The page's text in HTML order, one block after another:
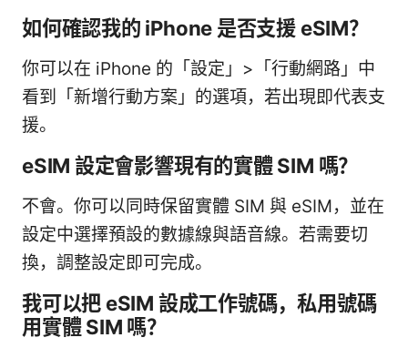
如何確認我的 iPhone 是否支援 eSIM？
你可以在 iPhone 的「設定」>「行動網路」中
看到「新增行動方案」的選項，若出現即代表支
援。
eSIM 設定會影響現有的實體 SIM 嗎？
不會。你可以同時保留實體 SIM 與 eSIM，並在
設定中選擇預設的數據線與語音線。若需要切
換，調整設定即可完成。
我可以把 eSIM 設成工作號碼，私用號碼
用實體 SIM 嗎？